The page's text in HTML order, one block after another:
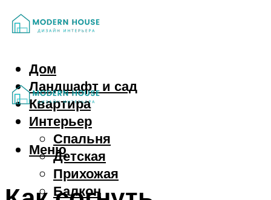
Дом
Ландшафт и сад
Квартира
Интерьер
Спальня
Детская
Прихожая
Балкон
Меню